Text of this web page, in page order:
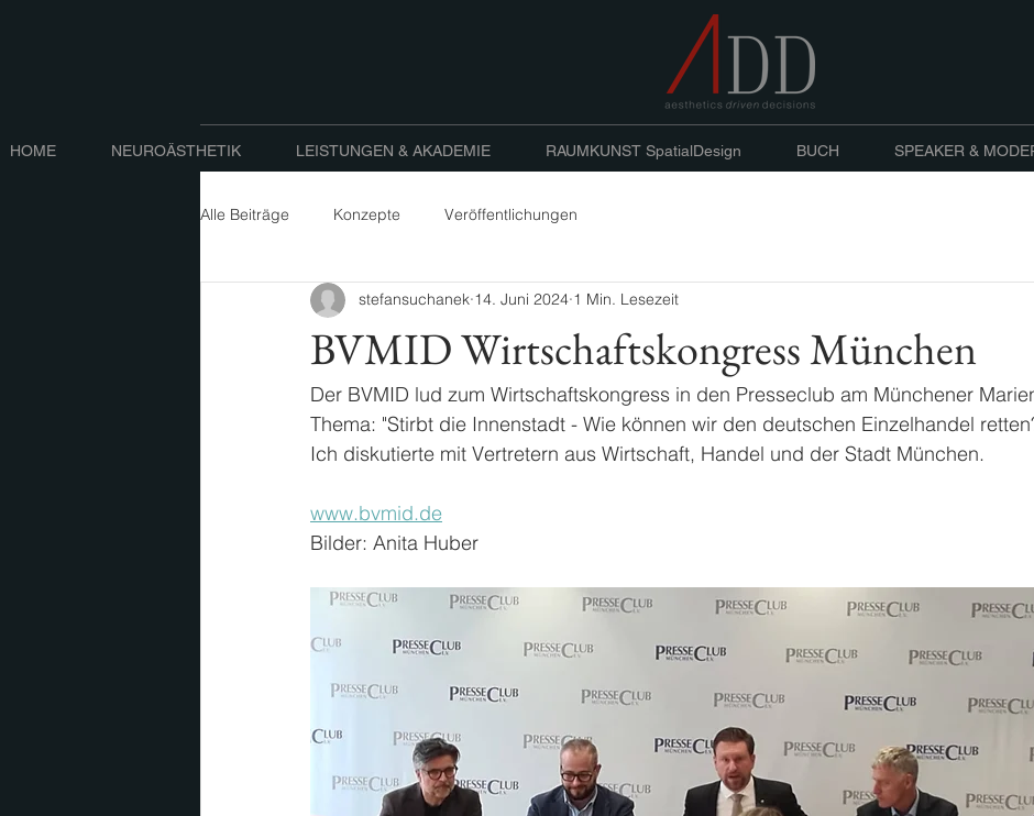
HOME NEUROÄSTHETIK LEISTUNGEN & AKADEMIE RAUMKUNST SpatialDesign BUCH SPEAKER &
Alle Beiträge Konzepte Veröffentlichungen
BVMID Wirtschaftskongress München
stefansuchanek 14. Juni 2024 1 Min. Lesezeit
Der BVMID lud zum Wirtschaftskongress in den Presseclub am Münchener
Thema: "Stirbt die Innenstadt - Wie können wir den deutschen Einzelhandel
Ich diskutierte mit Vertretern aus Wirtschaft, Handel und der Stadt München.
www.bvmid.de
Bilder: Anita Huber